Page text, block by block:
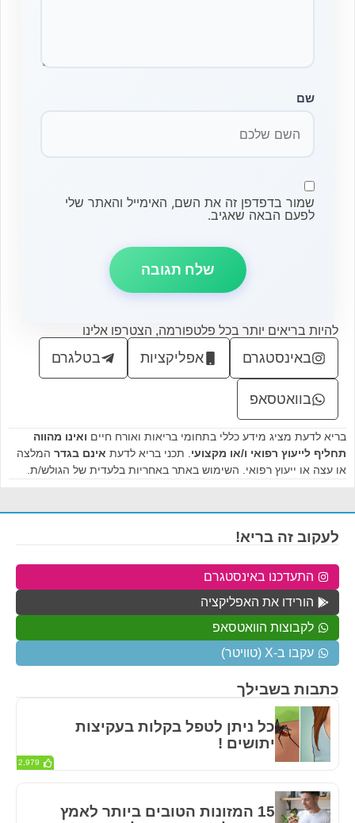
שם
שמור בדפדפן זה את השם, האימייל והאתר שלי
לפעם הבאה שאגיב.
להיות בריאים יותר בכל פלטפורמה, הצטרפו אלינו
באינסטגרם אפליקציות בטלגרם
בוואטסאפ
בריא לדעת מציג מידע כללי בתחומי בריאות ואורח חיים ואינו מהווה
תחליף לייעוץ רפואי ו/או מקצועי. תכני בריא לדעת אינם בגדר המלצה
או עצה או ייעוץ רפואי. השימוש באתר באחריות בלעדית של הגולש/ת.
כתבות בשבילך
כל ניתן לטפל בקלות בעקיצות
יתושים !
2,979
15 המזונות הטובים ביותר לאמץ
לעקוב זה בריא!
התעדכנו באינסטגרם
הורידו את האפליקציה
לקבוצות הוואטסאפ
עקבו ב-X (טוויטר)